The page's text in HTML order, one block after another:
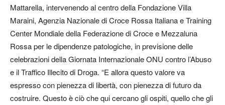
Mattarella, intervenendo al centro della Fondazione Villa
Maraini, Agenzia Nazionale di Croce Rossa Italiana e Training
Center Mondiale della Federazione di Croce e Mezzaluna
Rossa per le dipendenze patologiche, in previsione delle
celebrazioni della Giornata Internazionale ONU contro l’Abuso
e il Traffico Illecito di Droga. “E allora questo valore va
espresso con pienezza di libertà, con pienezza di futuro da
costruire. Questo è ciò che qui cercano gli ospiti, quello che gli